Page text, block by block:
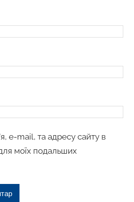
e-mail, та адресу сайту в
моїх подальших